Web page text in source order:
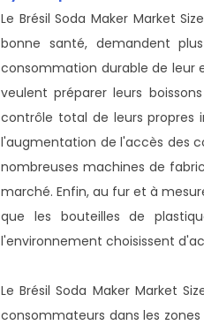
Le Brésil Soda Maker Market
bonne santé, demandent
consommation durable de leur
veulent préparer leurs
contrôle total de leurs propres
l'augmentation de l'accès des
nombreuses machines de
marché. Enfin, au fur et à
que les bouteilles de
l'environnement choisissent
Le Brésil Soda Maker Market
consommateurs dans les